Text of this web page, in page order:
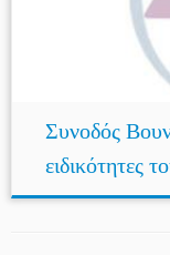
Συνοδός
ειδικότητες